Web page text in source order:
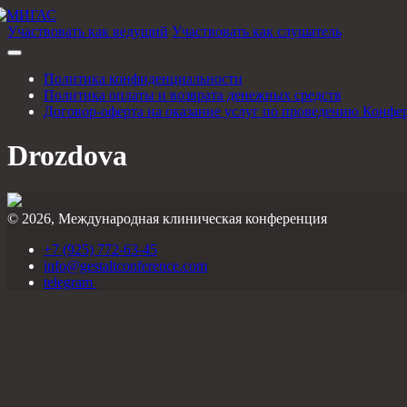
Участвовать как ведущий Участвовать как слушатель
Политика конфиденциальности
Политика оплаты и возврата денежных средств
Договор-оферта на оказание услуг по проведению
Drozdova
© 2026, Международная клиническая конференция
+7 (925) 772-63-45
info@gestaltconference.com
telegram